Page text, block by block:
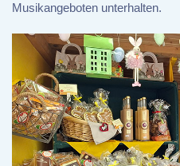
Musikangeboten unterhalten.